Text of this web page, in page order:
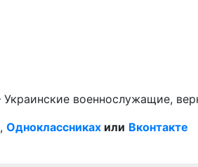
военнослужащие,
, Одноклассниках или Вконтакте